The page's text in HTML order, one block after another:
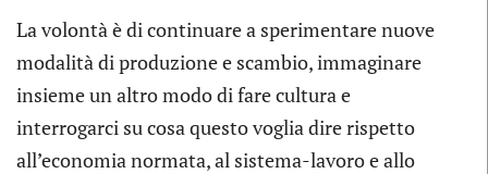
La volontà è di continuare a sperimentare nuove
modalità di produzione e scambio, immaginare
insieme un altro modo di fare cultura e
interrogarci su cosa questo voglia dire rispetto
all’economia normata, al sistema-lavoro e allo